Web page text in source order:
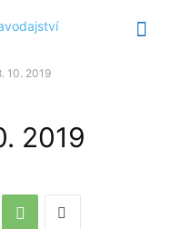
10. 2019
2019